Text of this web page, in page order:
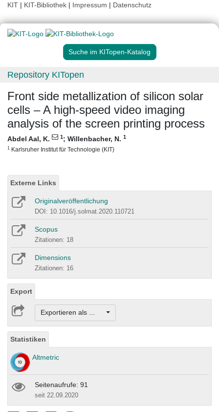
KIT | KIT-Bibliothek | Impressum | Datenschutz
Suche im KITopen-Katalog
Repository KITopen
Front side metallization of silicon solar
cells – A high-speed video imaging
analysis of the screen printing process
Abdel Aal, K. 1; Willenbacher, N. 1
1 Karlsruher Institut für Technologie (KIT)
Externe Links
Originalveröffentlichung
DOI: 10.1016/j.solmat.2020.110721
Scopus
Zitationen: 18
Dimensions
Zitationen: 16
Export
Exportieren als ...
Statistiken
Altmetric
Seitenaufrufe: 91
seit 22.09.2020